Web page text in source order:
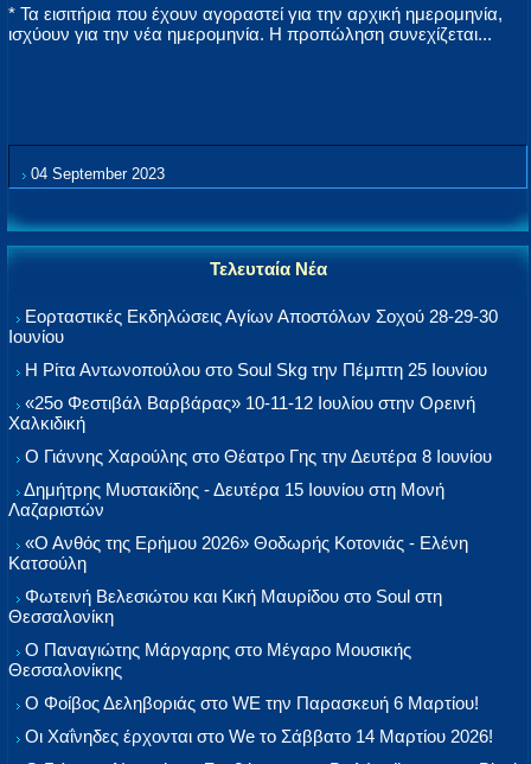
* Τα εισιτήρια που έχουν αγοραστεί για την αρχική ημερομηνία,
ισχύουν για την νέα ημερομηνία. Η προπώληση συνεχίζεται...
04 September 2023
Τελευταία Νέα
Εορταστικές Εκδηλώσεις Αγίων Αποστόλων Σοχού 28-29-30
Ιουνίου
Η Ρίτα Αντωνοπούλου στο Soul Skg την Πέμπτη 25 Ιουνίου
«25ο Φεστιβάλ Βαρβάρας» 10-11-12 Ιουλίου στην Ορεινή
Χαλκιδική
Ο Γιάννης Χαρούλης στο Θέατρο Γης την Δευτέρα 8 Ιουνίου
Δημήτρης Μυστακίδης - Δευτέρα 15 Ιουνίου στη Μονή
Λαζαριστών
«Ο Ανθός της Ερήμου 2026» Θοδωρής Κοτονιάς - Ελένη
Κατσούλη
Φωτεινή Βελεσιώτου και Κική Μαυρίδου στο Soul στη
Θεσσαλονίκη
Ο Παναγιώτης Μάργαρης στο Μέγαρο Μουσικής
Θεσσαλονίκης
Ο Φοίβος Δεληβοριάς στο WE την Παρασκευή 6 Μαρτίου!
Οι Χαΐνηδες έρχονται στο We το Σάββατο 14 Μαρτίου 2026!